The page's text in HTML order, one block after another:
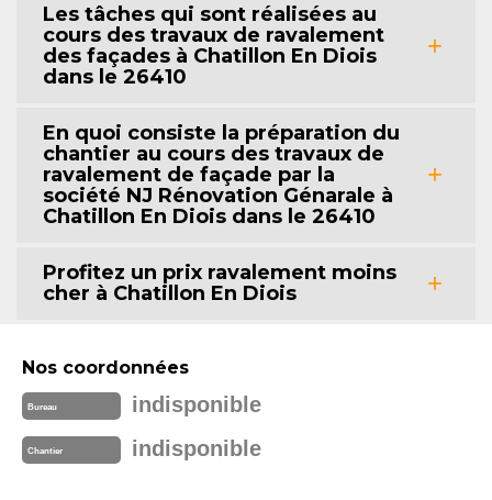
Les tâches qui sont réalisées au
cours des travaux de ravalement
des façades à Chatillon En Diois
dans le 26410
En quoi consiste la préparation du
chantier au cours des travaux de
ravalement de façade par la
société NJ Rénovation Génarale à
Chatillon En Diois dans le 26410
Profitez un prix ravalement moins
cher à Chatillon En Diois
Nos coordonnées
Bureau indisponible
Chantier indisponible